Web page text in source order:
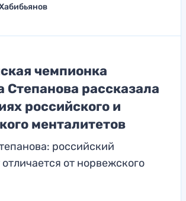
чемпионка
Степанова рассказала
российского и
менталитетов
российский
от норвежского